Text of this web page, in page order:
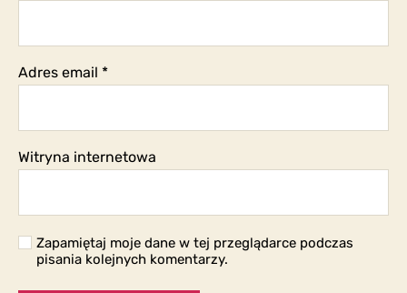
Adres email *
Witryna internetowa
Zapamiętaj moje dane w tej przeglądarce podczas
pisania kolejnych komentarzy.